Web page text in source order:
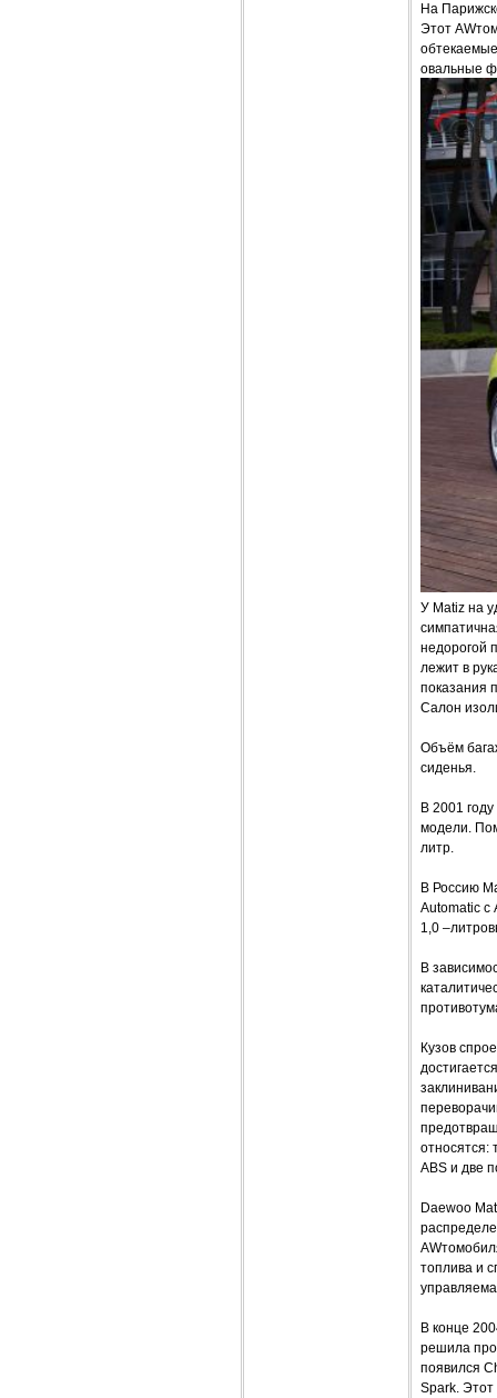
На
Этот
овальные
У Matiz на
недорогой
лежит в
показания
Салон
Объём
сиденья.
В 2001
модели.
литр.
В Россию
Automatic с
1,0
В
Кузов
ABS и две
Daewoo
топлива и
В конце
решила
появился
Spark.